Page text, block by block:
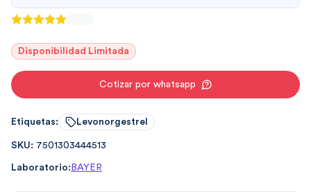
Disponibilidad Limitada
Cotizar por whatsapp
Etiquetas: Levonorgestrel
SKU: 7501303444513
Laboratorio: BAYER